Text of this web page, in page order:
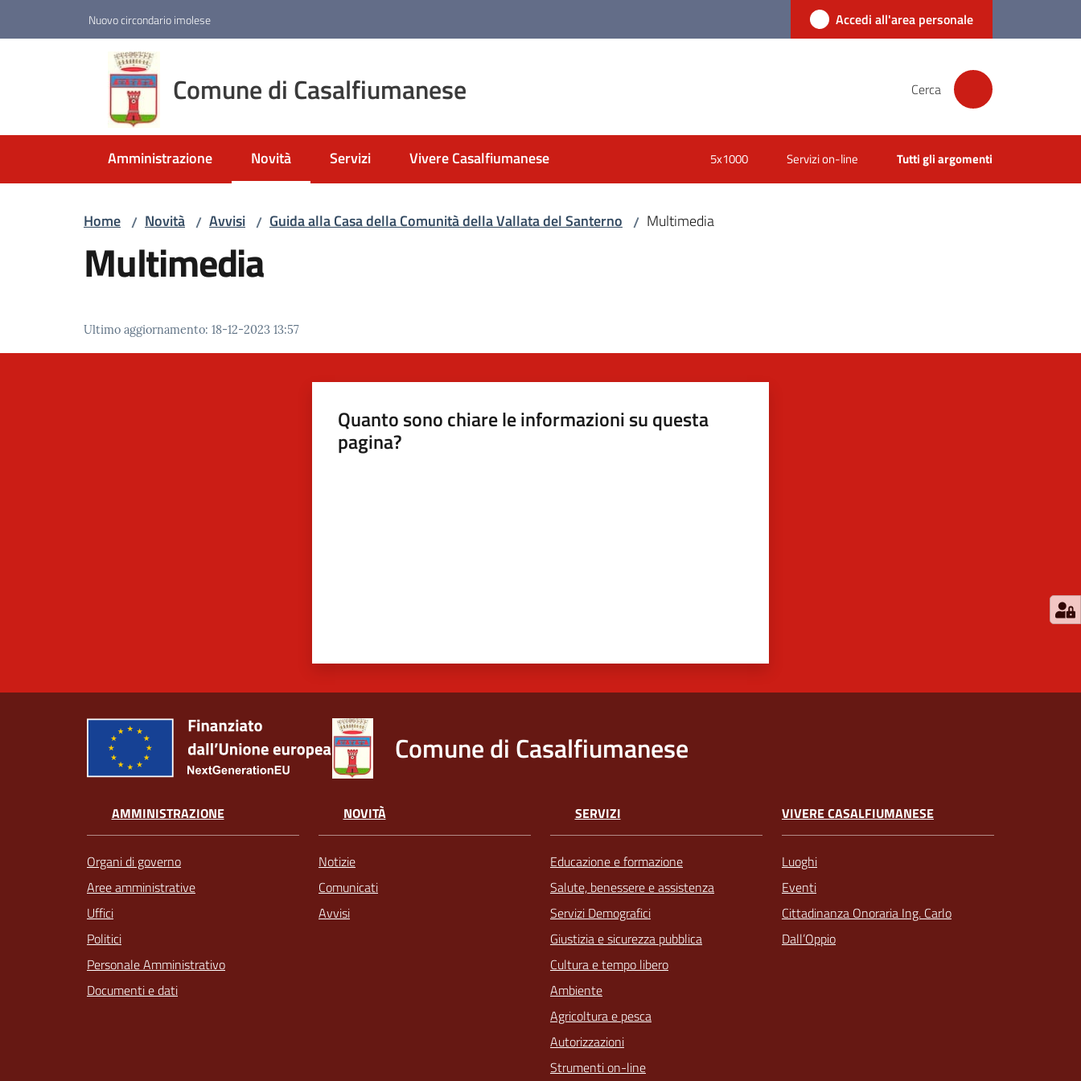
Nuovo circondario imolese Accedi all'area personale
Comune di Casalfiumanese Cerca
Amministrazione Novità
Menu selezionato
Servizi Vivere Casalfiumanese 5x1000 Servizi on-line Tutti gli argomenti
Home / Novità / Avvisi / Guida alla Casa della Comunità della Vallata del Santerno / Multimedia
Multimedia
Ultimo aggiornamento: 18-12-2023 13:57
Quanto sono chiare le informazioni su questa
pagina?
Comune di Casalfiumanese
AMMINISTRAZIONE
Organi di governo
Aree amministrative
Uffici
Politici
Personale Amministrativo
Documenti e dati
NOVITÀ
Notizie
Comunicati
Avvisi
SERVIZI
Educazione e formazione
Salute, benessere e assistenza
Servizi Demografici
Giustizia e sicurezza pubblica
Cultura e tempo libero
Ambiente
Agricoltura e pesca
Autorizzazioni
Strumenti on-line
VIVERE CASALFIUMANESE
Luoghi
Eventi
Cittadinanza Onoraria Ing. Carlo
Dall’Oppio